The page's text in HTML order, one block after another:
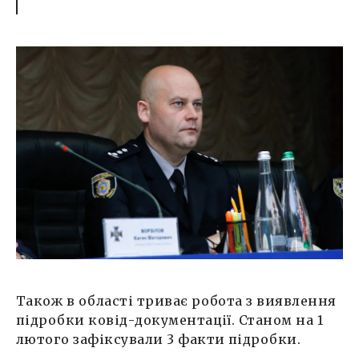
Також в області триває робота з виявлення
підробки ковід-документації. Станом на 1
лютого зафіксували 3 факти підробки.